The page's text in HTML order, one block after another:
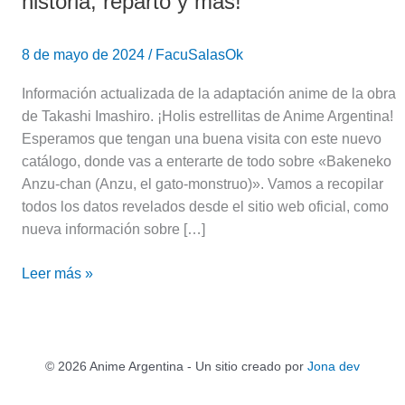
8 de mayo de 2024 / FacuSalasOk
Información actualizada de la adaptación anime de la obra
de Takashi Imashiro. ¡Holis estrellitas de Anime Argentina!
Esperamos que tengan una buena visita con este nuevo
catálogo, donde vas a enterarte de todo sobre «Bakeneko
Anzu-chan (Anzu, el gato-monstruo)». Vamos a recopilar
todos los datos revelados desde el sitio web oficial, como
nueva información sobre […]
Leer más »
© 2026 Anime Argentina - Un sitio creado por Jona dev